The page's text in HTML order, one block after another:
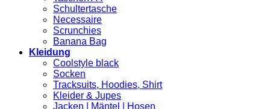
Schultertasche
Necessaire
Scrunchies
Banana Bag
Kleidung
Coolstyle black
Socken
Tracksuits, Hoodies, Shirt
Kleider & Jupes
Jacken | Mäntel | Hosen